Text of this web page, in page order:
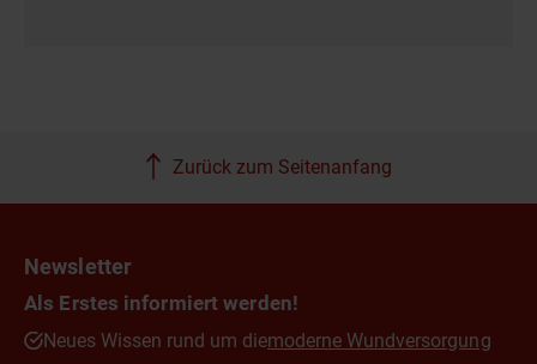
Zurück zum Seitenanfang
Newsletter
Als Erstes informiert werden!
Neues Wissen rund um diemoderne Wundversorgung